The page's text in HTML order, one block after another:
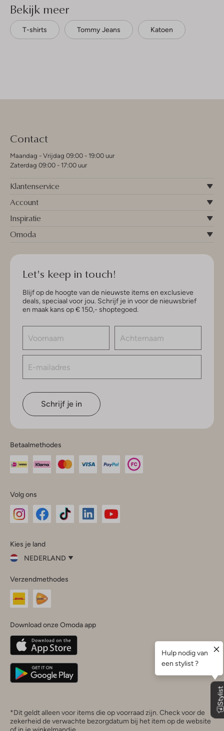
Bekijk meer
T-shirts Tommy Jeans Katoen
Contact
Maandag - Vrijdag 09:00 - 19:00 uur
Zaterdag 09:00 - 17:00 uur
Klantenservice
Account
Inspiratie
Omoda
Let's keep in touch!
Blijf op de hoogte van de nieuwste items en exclusieve
deals, speciaal voor jou. Schrijf je in voor de nieuwsbrief
en maak kans op € 150,- shoptegoed.
Schrijf je in
Betaalmethodes
Volg ons
InstagramFacebook
Kies je land
NEDERLAND
je
land
Nederland
Belgique(Français)
Deutschland
Verzendmethodes
Download onze Omoda app
*Dit geldt alleen voor items die op voorraad zijn. Check voor de
zekerheid de verwachte bezorgdatum bij het item op de website